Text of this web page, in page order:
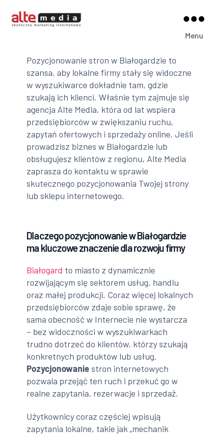
Media
Menu
Pozycjonowanie stron w Białogardzie to
szansa, aby lokalne firmy stały się widoczne
w wyszukiwarce dokładnie tam, gdzie
szukają ich klienci. Właśnie tym zajmuje się
agencja Alte Media, która od lat wspiera
przedsiębiorców w zwiększaniu ruchu,
zapytań ofertowych i sprzedaży online. Jeśli
prowadzisz biznes w Białogardzie lub
obsługujesz klientów z regionu, Alte Media
zaprasza do kontaktu w sprawie
skutecznego pozycjonowania Twojej strony
lub sklepu internetowego.
Dlaczego pozycjonowanie w Białogardzie
ma kluczowe znaczenie dla rozwoju firmy
Białogard to miasto z dynamicznie
rozwijającym się sektorem usług, handlu
oraz małej produkcji. Coraz więcej lokalnych
przedsiębiorców zdaje sobie sprawę, że
sama obecność w Internecie nie wystarcza
– bez widoczności w wyszukiwarkach
trudno dotrzeć do klientów, którzy szukają
konkretnych produktów lub usług.
Pozycjonowanie stron internetowych
pozwala przejąć ten ruch i przekuć go w
realne zapytania, rezerwacje i sprzedaż.
Użytkownicy coraz częściej wpisują
zapytania lokalne, takie jak „mechanik